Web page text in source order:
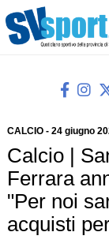
CALCIO- 24 giugno
Calcio |
Ferrara
"Per noi
acquisti